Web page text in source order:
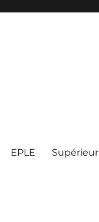
EPLE Supérieur